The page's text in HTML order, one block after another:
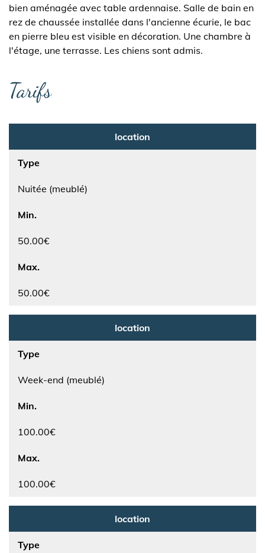
bien aménagée avec table ardennaise. Salle de bain en
rez de chaussée installée dans l'ancienne écurie, le bac
en pierre bleu est visible en décoration. Une chambre à
l'étage, une terrasse. Les chiens sont admis.
Tarifs
location
Type
Nuitée (meublé)
Min.
50.00€
Max.
50.00€
location
Type
Week-end (meublé)
Min.
100.00€
Max.
100.00€
location
Type